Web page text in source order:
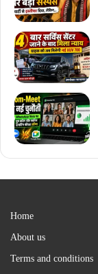
Home
About us
Terms and conditions